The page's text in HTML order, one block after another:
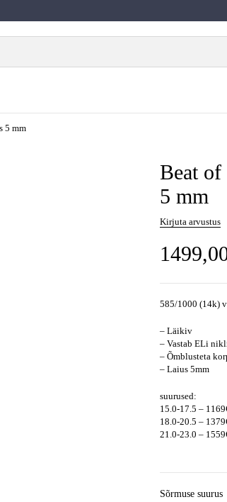
5 mm
Beat of
5 mm
Kirjuta arvustus
585/1000 (14k)
– Läikiv
– Vastab ELi
– Õmblusteta
– Laius 5mm
suurused:
15.0-17.5 –
18.0-20.5 –
21.0-23.0 –
Sõrmuse suurus